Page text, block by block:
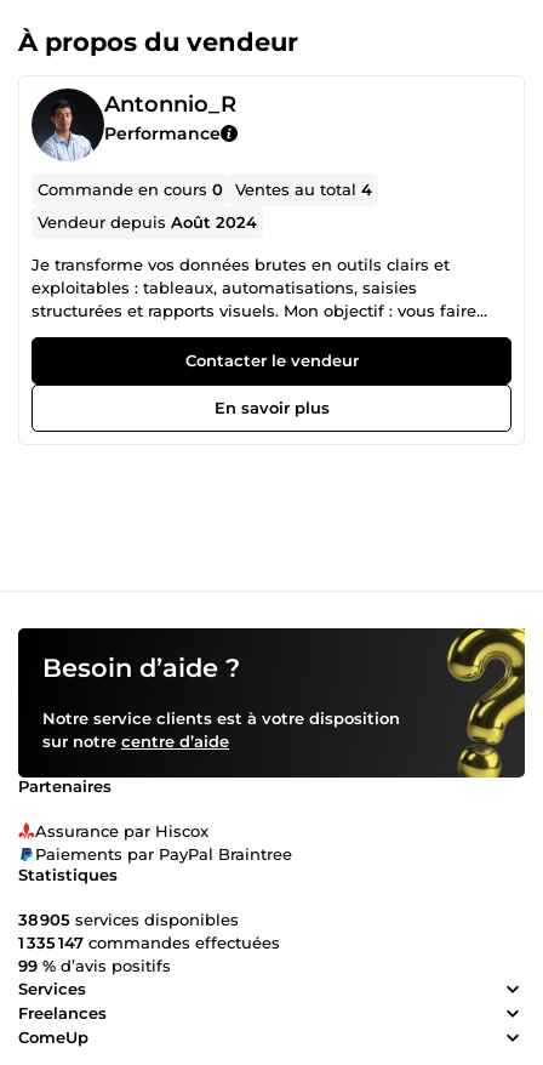
À propos du vendeur
Antonnio_R
Performance
Commande en cours0 Ventes au total4
Vendeur depuisAoût 2024
Je transforme vos données brutes en outils clairs et
exploitables : tableaux, automatisations, saisies
structurées et rapports visuels. Mon objectif : vous faire
gagner du temps tout en améliorant la fiabilité et
l’esthétique de vos documents. 👤 Qui je suis ? Je
m’appelle Antonnio, expert en traitement et optimisation
de données avec plus de 3 ans d’expérience. J’ai travaillé
sur des fichiers variés. Mon approche combine précision,
autonome avec vos fichiers 🔍 Comment ça se passe ?
Vous m’expliquez votre besoin, même brièvement
J’analyse et propose la solution la plus efficace Vous
Contacter le vendeur
En savoir plus
Besoin d’aide ?
Notre service clients est à votre disposition
sur notre centre d’aide
Partenaires
Assurance par Hiscox
Paiements par PayPal Braintree
Statistiques
38 905 services disponibles
1 335 147 commandes effectuées
99 % d’avis positifs
Services
Freelances
ComeUp